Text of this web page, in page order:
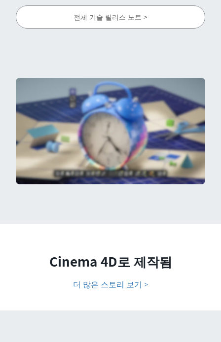
전체 기술 릴리스 노트 >
Cinema 4D로 제작됨
더 많은 스토리 보기 >